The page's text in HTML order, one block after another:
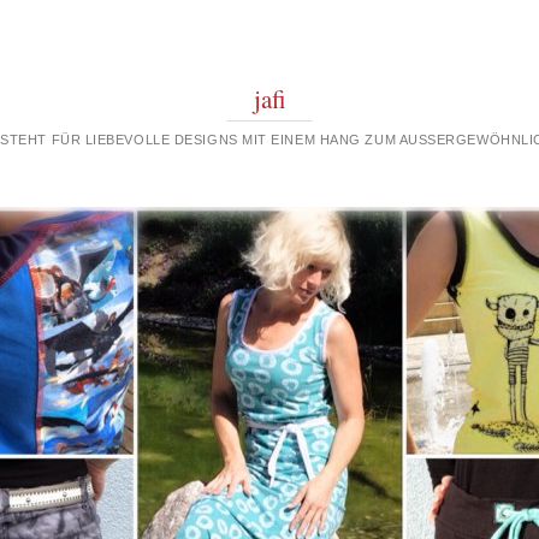
jafi
FÜR LIEBEVOLLE DESIGNS MIT EINEM HANG ZUM